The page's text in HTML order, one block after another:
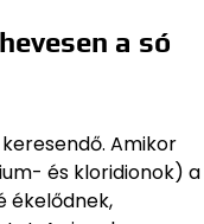
a só
Amikor
és kloridionok) a
ékelődnek,